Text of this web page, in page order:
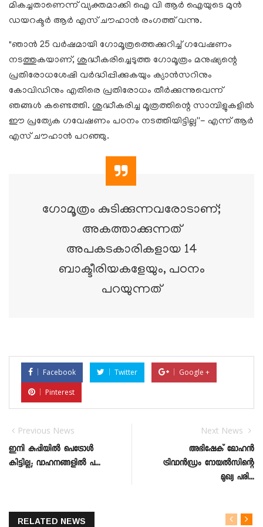
മികച്ചതാണെന്ന് വ്യക്തമാക്കി ഐ വി ആർ ഐയുടെ മുൻ
ഡയറക്ടർ ആർ എസ് ചൗഹാൻ രംഗത്ത് വന്നു.
"ഞാൻ 25 വർഷമായി ഗോമൂത്രത്തെക്കുറിച്ച് ഗവേഷണം
നടത്തുകയാണ്, ശുദ്ധീകരിച്ചെടുത്ത ഗോമൂത്രം മനുഷ്യന്റെ
പ്രതിരോധശേഷി വർദ്ധിപ്പിക്കുകയും ക്യാൻസറിനും
കോവിഡിനും എതിരെ പ്രതിരോധം തീർക്കുന്നുവെന്ന്
ഞങ്ങൾ കണ്ടെത്തി. ശുദ്ധീകരിച്ച മൂത്രത്തിന്റെ സാമ്പിളുകളിൽ
ഈ പ്രത്യേക ഗവേഷണം പഠനം നടത്തിയിട്ടില്ല''- എന്ന് ആർ
എസ് ചൗഹാൻ പറഞ്ഞു.
ഗോമൂത്രം കുടിക്കുന്നവരോടാണ്;
അകത്താക്കുന്നത്
അപകടകാരികളായ 14
ബാക്ടീരിയകളേയും, പഠനം
പറയുന്നത്
Facebook Twitter
Google +
Pinterest
Previous News
ഇനി കുപ്പിയിൽ പെട്രോൾ
കിട്ടില്ല; വാഹനങ്ങളിൽ പ...
Next News
അഭിഷേക് മോഹൻ
ട്രിവാൻഡ്രം റോയൽസിന്റെ
മുഖ്യ പരി...
RELATED NEWS